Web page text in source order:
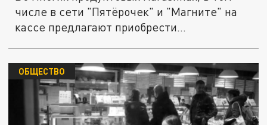
числе в сети "Пятёрочек" и "Магните" на
кассе предлагают приобрести...
ОБЩЕСТВО